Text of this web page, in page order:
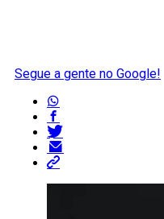
Segue a gente no Google!